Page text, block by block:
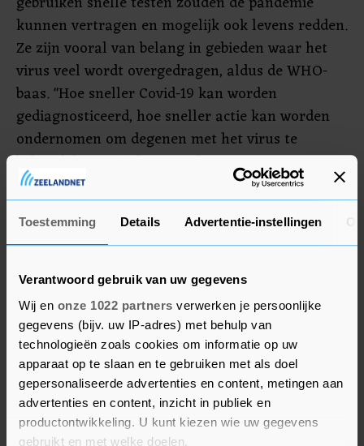
Toestemming Details Advertentie-instellingen
Verantwoord gebruik van uw gegevens
Wij en onze 1022 partners verwerken je persoonlijke
gegevens (bijv. uw IP-adres) met behulp van
technologieën zoals cookies om informatie op uw
apparaat op te slaan en te gebruiken met als doel
gepersonaliseerde advertenties en content, metingen aan
advertenties en content, inzicht in publiek en
productontwikkeling. U kunt kiezen wie uw gegevens
gebruikt en met welke doelen.
kunnen vertragen en mogelijk ook levens redden.
Ze zijn vooral van belang in gebieden waar het
virus veel wordt overgedragen, aldus de WHO-
baas. "Hoe sneller Covid-19 kan worden
gediagnosticeerd, hoe sneller actie kan worden
ondernomen om degenen met het virus te
behandelen en isoleren en hun contacten te
traceren."
Onder meer de stichting van Bill en Melinda
Gates draagt bij aan de financiering. Rijkere
landen kunnen de sneltesten ook bestellen.